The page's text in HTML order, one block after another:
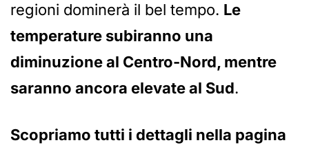
regioni dominerà il bel tempo. Le
temperature subiranno una
diminuzione al Centro-Nord, mentre
saranno ancora elevate al Sud.
Scopriamo tutti i dettagli nella pagina